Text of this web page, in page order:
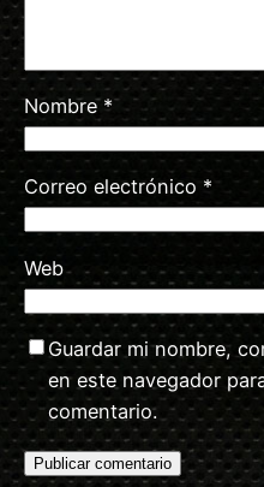
Nombre*
Correo electrónico *
Web
Guardar mi nombre,
en este navegador
comentario.